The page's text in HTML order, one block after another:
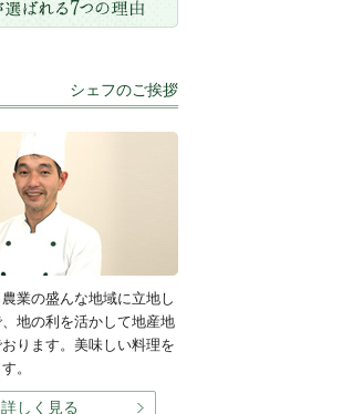
シェフのご挨拶
業の盛んな地域に立地し
地の利を活かして地産地
ります。美味しい料理を
。
詳しく見る